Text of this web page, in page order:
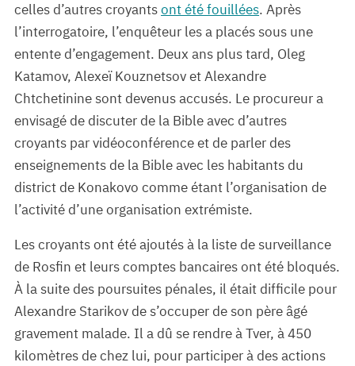
celles d’autres croyantsont été fouillées. Après
l’interrogatoire, l’enquêteur les a placés sous une
entente d’engagement. Deux ans plus tard, Oleg
Katamov, Alexeï Kouznetsov et Alexandre
Chtchetinine sont devenus accusés. Le procureur a
envisagé de discuter de la Bible avec d’autres
croyants par vidéoconférence et de parler des
enseignements de la Bible avec les habitants du
district de Konakovo comme étant l’organisation de
l’activité d’une organisation extrémiste.
Les croyants ont été ajoutés à la liste de surveillance
de Rosfin et leurs comptes bancaires ont été bloqués.
À la suite des poursuites pénales, il était difficile pour
Alexandre Starikov de s’occuper de son père âgé
gravement malade. Il a dû se rendre à Tver, à 450
kilomètres de chez lui, pour participer à des actions